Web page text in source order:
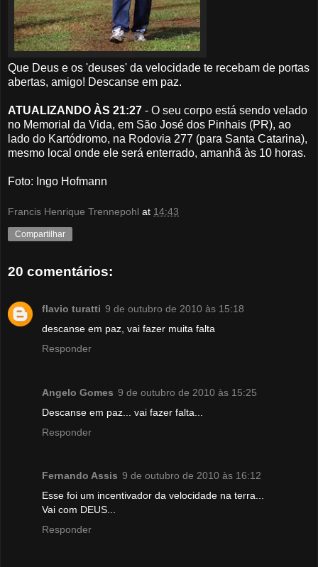
Que Deus e os 'deuses' da velocidade te recebam de portas
abertas, amigo! Descanse em paz.
ATUALIZANDO ÀS 21:27 - O seu corpo está sendo velado
no Memorial da Vida, em São José dos Pinhais (PR), ao
lado do Kartódromo, na Rodovia 277 (para Santa Catarina),
mesmo local onde ele será enterrado, amanhã às 10 horas.
Foto: Ingo Hofmann
Francis Henrique Trennepohl at 14:43
Compartilhar
20 comentários:
flavio turatti 9 de outubro de 2010 às 15:18
descanse em paz, vai fazer muita falta
Responder
Angelo Gomes 9 de outubro de 2010 às 15:25
Descanse em paz... vai fazer falta...
Responder
Fernando Assis 9 de outubro de 2010 às 16:12
Esse foi um incentivador da velocidade na terra...
Vai com DEUS...
Responder